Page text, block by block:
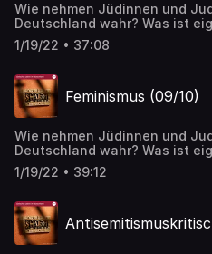
Wie nehmen Jüdinnen und
Deutschland wahr? Was ist
Oder jüdische Musik? Über
spricht Journalistin Pola
1/19/22 • 37:08
Feminismus (09/10)
Wie nehmen Jüdinnen und
Deutschland wahr? Was ist
Oder jüdische Musik? Über
spricht Journalistin Pola
1/19/22 • 39:12